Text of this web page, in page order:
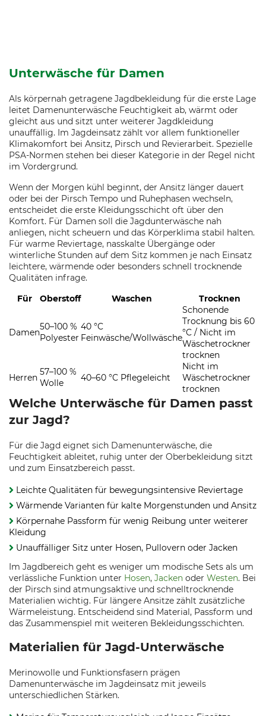
Unterwäsche für Damen
Als körpernah getragene Jagdbekleidung für die erste Lage
leitet Damenunterwäsche Feuchtigkeit ab, wärmt oder
gleicht aus und sitzt unter weiterer Jagdkleidung
unauffällig. Im Jagdeinsatz zählt vor allem funktioneller
Klimakomfort bei Ansitz, Pirsch und Revierarbeit. Spezielle
PSA-Normen stehen bei dieser Kategorie in der Regel nicht
im Vordergrund.
Wenn der Morgen kühl beginnt, der Ansitz länger dauert
oder bei der Pirsch Tempo und Ruhephasen wechseln,
entscheidet die erste Kleidungsschicht oft über den
Komfort. Für Damen soll die Jagdunterwäsche nah
anliegen, nicht scheuern und das Körperklima stabil halten.
Für warme Reviertage, nasskalte Übergänge oder
winterliche Stunden auf dem Sitz kommen je nach Einsatz
leichtere, wärmende oder besonders schnell trocknende
Qualitäten infrage.
Für
Oberstoff Waschen Trocknen
Damen
50–100 %
Polyester
40 °C
Feinwäsche/Wollwäsche
Schonende
Trocknung bis 60
°C / Nicht im
Wäschetrockner
trocknen
Herren
57–100 %
Wolle
40–60 °C Pflegeleicht
Nicht im
Wäschetrockner
trocknen
Welche Unterwäsche für Damen passt
zur Jagd?
Für die Jagd eignet sich Damenunterwäsche, die
Feuchtigkeit ableitet, ruhig unter der Oberbekleidung sitzt
und zum Einsatzbereich passt.
Leichte Qualitäten für bewegungsintensive Reviertage
Wärmende Varianten für kalte Morgenstunden und Ansitz
Körpernahe Passform für wenig Reibung unter weiterer
Kleidung
Unauffälliger Sitz unter Hosen, Pullovern oder Jacken
Im Jagdbereich geht es weniger um modische Sets als um
verlässliche Funktion unter Hosen, Jacken oder Westen. Bei
der Pirsch sind atmungsaktive und schnelltrocknende
Materialien wichtig. Für längere Ansitze zählt zusätzliche
Wärmeleistung. Entscheidend sind Material, Passform und
das Zusammenspiel mit weiteren Bekleidungsschichten.
Materialien für Jagd-Unterwäsche
Merinowolle und Funktionsfasern prägen
Damenunterwäsche im Jagdeinsatz mit jeweils
unterschiedlichen Stärken.